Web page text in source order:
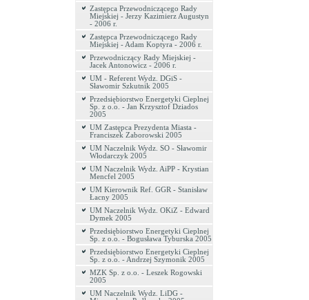
Zastępca Przewodniczącego Rady
Miejskiej - Jerzy Kazimierz Augustyn
- 2006 r.
Zastępca Przewodniczącego Rady
Miejskiej - Adam Koptyra - 2006 r.
Przewodniczący Rady Miejskiej -
Jacek Antonowicz - 2006 r.
UM - Referent Wydz. DGiS -
Sławomir Szkutnik 2005
Przedsiębiorstwo Energetyki Cieplnej
Sp. z o.o. - Jan Krzysztof Dziados
2005
UM Zastępca Prezydenta Miasta -
Franciszek Zaborowski 2005
UM Naczelnik Wydz. SO - Sławomir
Włodarczyk 2005
UM Naczelnik Wydz. AiPP - Krystian
Mencfel 2005
UM Kierownik Ref. GGR - Stanisław
Łacny 2005
UM Naczelnik Wydz. OKiZ - Edward
Dymek 2005
Przedsiębiorstwo Energetyki Cieplnej
Sp. z o.o. - Bogusława Tyburska 2005
Przedsiębiorstwo Energetyki Cieplnej
Sp. z o.o. - Andrzej Szymonik 2005
MZK Sp. z o.o. - Leszek Rogowski
2005
UM Naczelnik Wydz. LiDG -